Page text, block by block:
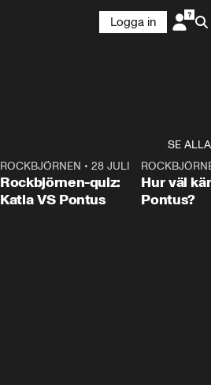
Logga in
SE ALLA
0:15
ROCKBJÖRNEN •28 JULI
Rockbjörnen-quiz:
Katia VS Pontus
Hur väl
Pontus?